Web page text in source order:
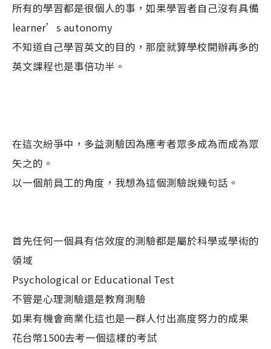
所有的學習都是很個人的事，如果學習者自己沒有具備
learner’s autonomy
不知道自己學習英文的目的，那麼就算學校開辦再多的
英文課程也是事倍功半。
在這次紛爭中，多益測驗因為應考者眾多成為而成為眾
矢之的。
以一個前員工的角度，我想為這個測驗說幾句話。
首先任何一個具有信效度的測驗都是屬於科學或學術的
領域
Psychological or Educational Test
不管是心理測驗還是教育測驗
如果有機會商業化這也是一群人付出高度努力的成果
花台幣1500去考一個這樣的考試